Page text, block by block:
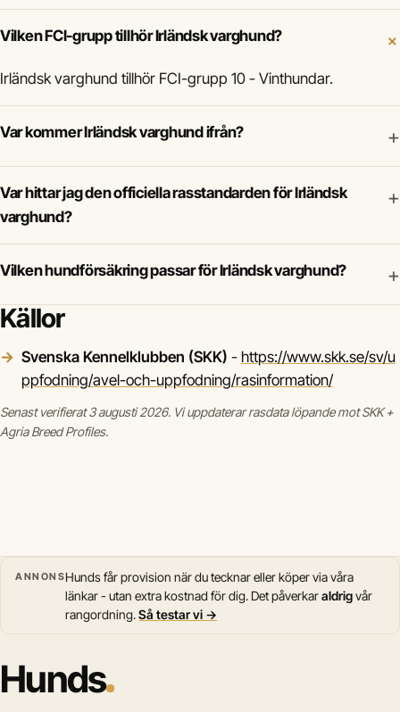
Vilken FCI-grupp tillhör Irländsk varghund?
Irländsk varghund tillhör FCI-grupp 10 - Vinthundar.
Var kommer Irländsk varghund ifrån? +
Var hittar jag den officiella rasstandarden för Irländsk
varghund?
+
Vilken hundförsäkring passar för Irländsk varghund? +
Källor
Svenska Kennelklubben (SKK) - https://www.skk.se/sv/u
ppfodning/avel-och-uppfodning/rasinformation/
Senast verifierat 3 augusti 2026. Vi uppdaterar rasdata löpande mot SKK +
Agria Breed Profiles.
ANNONSHunds får provision när du tecknar eller köper via våra
länkar - utan extra kostnad för dig. Det påverkaraldrigvår
rangordning.Så testar vi →
Hunds